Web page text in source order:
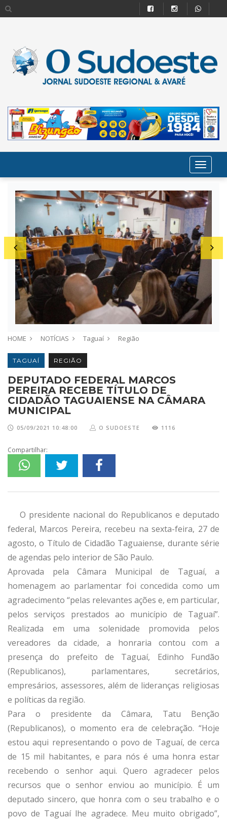
HOME NOTÍCIAS Taguaí Região
TAGUAÍ REGIÃO
DEPUTADO FEDERAL MARCOS
PEREIRA RECEBE TÍTULO DE
CIDADÃO TAGUAIENSE NA CÂMARA
MUNICIPAL
05/09/2021 10:48:00 O SUDOESTE 1116
Compartilhar:
O presidente nacional do Republicanos e deputado
federal, Marcos Pereira, recebeu na sexta-feira, 27 de
agosto, o Título de Cidadão Taguaiense, durante série
de agendas pelo interior de São Paulo.
Aprovada pela Câmara Municipal de Taguaí, a
homenagem ao parlamentar foi concedida como um
agradecimento “pelas relevantes ações e, em particular,
pelos serviços prestados ao município de Taguaí”.
Realizada em uma solenidade promovida pelos
vereadores da cidade, a honraria contou com a
presença do prefeito de Taguaí, Edinho Fundão
(Republicanos), parlamentares, secretários,
empresários, assessores, além de lideranças religiosas
e políticas da região.
Para o presidente da Câmara, Tatu Benção
(Republicanos), o momento era de celebração. “Hoje
estou aqui representando o povo de Taguaí, de cerca
de 15 mil habitantes, e para nós é uma honra estar
recebendo o senhor aqui. Quero agradecer pelos
recursos que o senhor enviou ao município. É um
deputado sincero, que honra com o seu trabalho e o
povo de Taguaí lhe agradece. Meu muito obrigado”,